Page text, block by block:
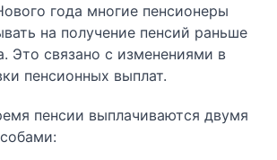
года многие пенсионеры
на получение пенсий раньше
Это связано с изменениями в
пенсионных выплат.
пенсии выплачиваются двумя